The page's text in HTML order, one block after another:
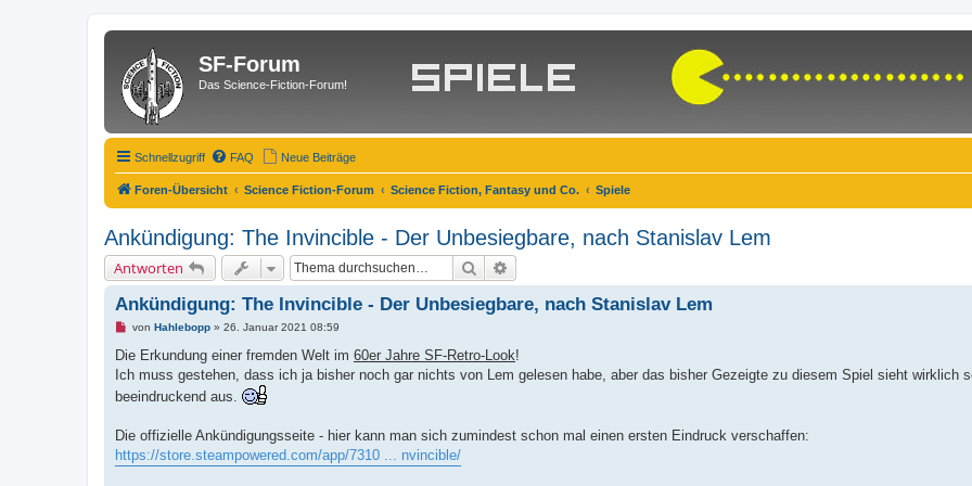
SF-Forum
Das Science-Fiction-Forum!
Schnellzugriff FAQ Neue Beiträge
Foren-Übersicht Science Fiction-Forum Science Fiction, Fantasy und Co. Spiele
Ankündigung: The Invincible - Der Unbesiegbare, nach Stanislav Lem
Antworten Suche
Ankündigung: The Invincible - Der Unbesiegbare, nach Stanislav Lem
U
g
l
s
e
r
B
von Hahlebopp» 26. Januar 2021 08:59
Die Erkundung einer fremden Welt im 60er Jahre SF-Retro-Look!
Ich muss gestehen, dass ich ja bisher noch gar nichts von Lem gelesen habe, aber das bisher Gezeigte zu diesem Spiel sieht wirklich
beeindruckend aus.
Die offizielle Ankündigungsseite - hier kann man sich zumindest schon mal einen ersten Eindruck verschaffen:
https://store.steampowered.com/app/7310 ... nvincible/